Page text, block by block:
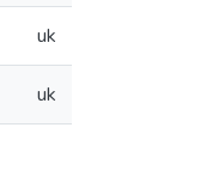
uk
uk